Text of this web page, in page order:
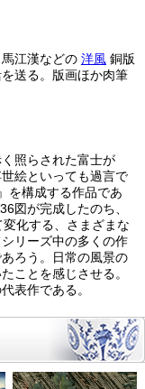
江漢などの 洋風銅版
送る。版画ほか肉筆
照らされた富士が
絵といっても過言で
を構成する作品であ
図が完成したのち、
化する、さまざまな
リーズ中の多くの作
ろう。日常の風景の
ことを感じさせる。
表作である。